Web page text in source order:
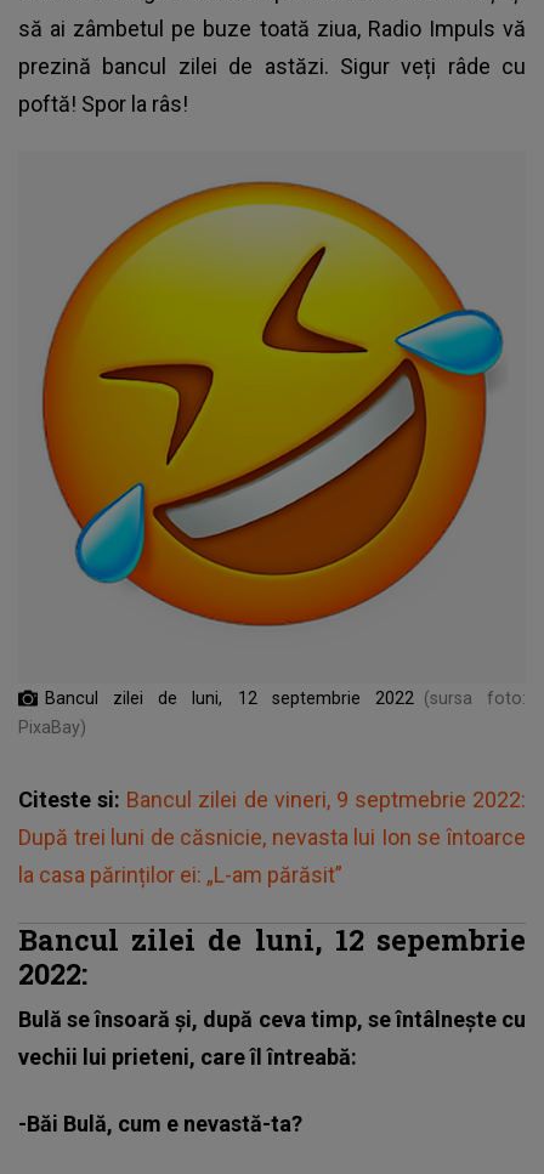
să ai zâmbetul pe buze toată ziua, Radio Impuls vă
prezină bancul zilei de astăzi. Sigur veți râde cu
poftă! Spor la râs!
Bancul zilei de luni, 12 septembrie 2022
(sursa foto:
PixaBay)
Citeste si: Bancul zilei de vineri, 9 septmebrie 2022:
După trei luni de căsnicie, nevasta lui Ion se întoarce
la casa părinților ei: „L-am părăsit”
Bancul zilei de luni, 12 sepembrie
2022:
Bulă se însoară și, după ceva timp, se întâlnește cu
vechii lui prieteni, care îl întreabă:
-Băi Bulă, cum e nevastă-ta?